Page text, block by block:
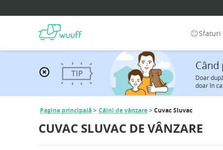
Sfaturi
Când
Doar
doar în
Pagina principală Câini de vânzare Cuvac Sluvac
CUVAC SLUVAC DE VÂNZARE